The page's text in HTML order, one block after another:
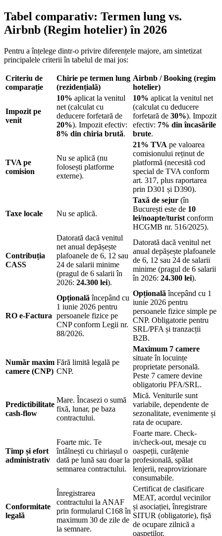
Tabel comparativ: Termen lung vs.
Airbnb (Regim hotelier) în 2026
Pentru a înțelege dintr-o privire diferențele majore, am sintetizat
principalele criterii în tabelul de mai jos:
Criteriu de
comparație
Chirie pe termen lung
(rezidențială)
Airbnb / Booking (regim
hotelier)
Impozit pe
venit
10% aplicat la venitul
net (calculat cu
deducere forfetară de
20%). Impozit efectiv:
8% din chiria brută.
10% aplicat la venitul net
(calculat cu deducere
forfetară de 30%). Impozit
efectiv: 7% din încasările
brute.
TVA pe
comision
Nu se aplică (nu
folosești platforme
externe).
21% TVA pe valoarea
comisionului reținut de
platformă (necesită cod
special de TVA conform
art. 317, plus raportarea
prin D301 și D390).
Taxe locale Nu se aplică.
Taxă de sejur (în
București este de 10
lei/noapte/turist conform
HCGMB nr. 516/2025).
Contribuția
CASS
Datorată dacă venitul
net anual depășește
plafoanele de 6, 12 sau
24 de salarii minime
(pragul de 6 salarii în
2026: 24.300 lei).
Datorată dacă venitul net
anual depășește plafoanele
de 6, 12 sau 24 de salarii
minime (pragul de 6 salarii
în 2026: 24.300 lei).
RO e-Factura
Opțională începând cu
1 iunie 2026 pentru
persoanele fizice pe
CNP conform Legii nr.
88/2026.
Opțională începând cu 1
iunie 2026 pentru
persoanele fizice simple pe
CNP. Obligatorie pentru
SRL/PFA și tranzacții
B2B.
Număr maxim
camere (CNP)
Fără limită legală pe
CNP.
Maximum 7 camere
situate în locuințe
proprietate personală.
Peste 7 camere devine
obligatoriu PFA/SRL.
Predictibilitate
cash-flow
Mare. Încasezi o sumă
fixă, lunar, pe baza
contractului.
Mică. Veniturile sunt
variabile, dependente de
sezonalitate, evenimente și
rata de ocupare.
Timp și efort
administrativ
Foarte mic. Te
întâlnești cu chiriașul o
dată pe lună sau doar la
semnarea contractului.
Foarte mare. Check-
in/check-out, mesaje cu
oaspeții, curățenie
profesională, spălat
lenjerii, reaprovizionare
consumabile.
Conformitate
legală
Înregistrarea
contractului la ANAF
prin formularul C168 în
maximum 30 de zile de
la semnare.
Certificat de clasificare
MEAT, acordul vecinilor
și asociației, înregistrare
SITUR (obligatorie), fișă
de ocupare zilnică a
oaspeților.